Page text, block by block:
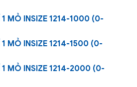
MỎ INSIZE 1214-1000 (0-
MỎ INSIZE 1214-1500 (0-
MỎ INSIZE 1214-2000 (0-